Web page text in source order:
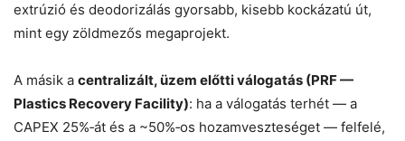
extrúzió és deodorizálás gyorsabb, kisebb kockázatú út,
mint egy zöldmezős megaprojekt.
A másik a centralizált, üzem előtti válogatás (PRF —
Plastics Recovery Facility): ha a válogatás terhét — a
CAPEX 25%‑át és a ~50%‑os hozamveszteséget — felfelé,